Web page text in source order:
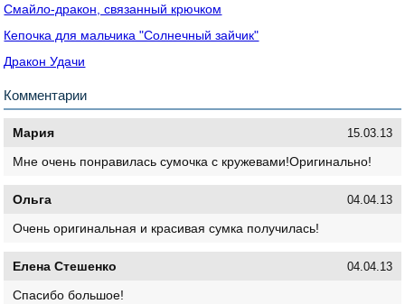
Смайло-дракон, связанный крючком
Кепочка для мальчика "Солнечный зайчик"
Дракон Удачи
Комментарии
Мария 15.03.13
Мне очень понравилась сумочка с кружевами!Оригинально!
Ольга 04.04.13
Очень оригинальная и красивая сумка получилась!
Елена Стешенко 04.04.13
Спасибо большое!